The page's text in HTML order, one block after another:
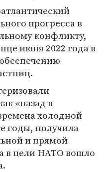
прогресса в
конфликту,
июня 2022 года в
«назад в
холодной
годы, получила
и прямой
в цели НАТО вошло